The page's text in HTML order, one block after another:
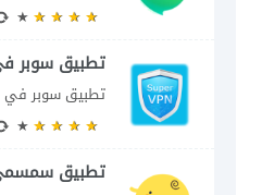
تطبيق سوبر
تطبيق سمسمي